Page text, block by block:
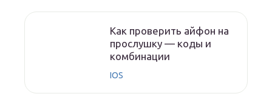
Как проверить айфон на
прослушку — коды и
комбинации
IOS